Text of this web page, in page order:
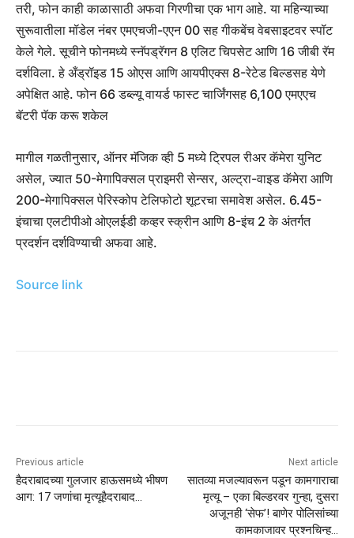
तरी, फोन काही काळासाठी अफवा गिरणीचा एक भाग आहे. या महिन्याच्या
सुरूवातीला मॉडेल नंबर एमएचजी-एएन 00 सह गीकबेंच वेबसाइटवर स्पॉट
केले गेले. सूचीने फोनमध्ये स्नॅपड्रॅगन 8 एलिट चिपसेट आणि 16 जीबी रॅम
दर्शविला. हे अँड्रॉइड 15 ओएस आणि आयपीएक्स 8-रेटेड बिल्डसह येणे
अपेक्षित आहे. फोन 66 डब्ल्यू वायर्ड फास्ट चार्जिंगसह 6,100 एमएएच
बॅटरी पॅक करू शकेल
मागील गळतीनुसार, ऑनर मॅजिक व्ही 5 मध्ये ट्रिपल रीअर कॅमेरा युनिट
असेल, ज्यात 50-मेगापिक्सल प्राइमरी सेन्सर, अल्ट्रा-वाइड कॅमेरा आणि
200-मेगापिक्सल पेरिस्कोप टेलिफोटो शूटरचा समावेश असेल. 6.45-
इंचाचा एलटीपीओ ओएलईडी कव्हर स्क्रीन आणि 8-इंच 2 के अंतर्गत
प्रदर्शन दर्शविण्याची अफवा आहे.
Source link
Previous article
हैदराबादच्या गुलजार हाऊसमध्ये भीषण
आग: 17 जणांचा मृत्यूहैदराबाद…
Next article
सातव्या मजल्यावरून पडून कामगाराचा
मृत्यू – एका बिल्डरवर गुन्हा, दुसरा
अजूनही ‘सेफ’! बाणेर पोलिसांच्या
कामकाजावर प्रश्नचिन्ह…